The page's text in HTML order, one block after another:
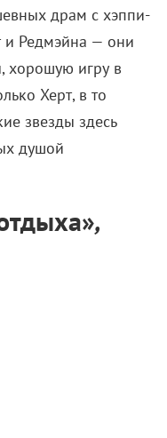
драм с хэппи-
и Редмэйна — они
хорошую игру в
Херт, в то
звезды здесь
душой
»,